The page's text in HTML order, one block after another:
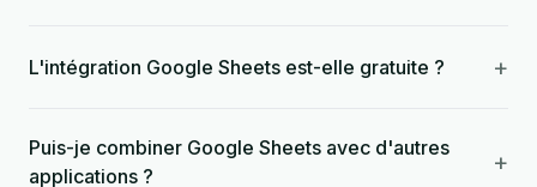
L'intégration Google Sheets est-elle gratuite ? +
Puis-je combiner Google Sheets avec d'autres
applications ?
+